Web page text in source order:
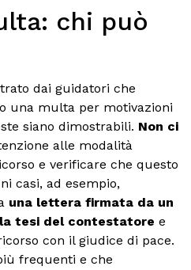
chi può
dai guidatori che
una multa per motivazioni
siano dimostrabili. Non ci
alle modalità
e verificare che questo
casi, ad esempio,
una lettera firmata da un
tesi del contestatore e
con il giudice di pace.
frequenti e che